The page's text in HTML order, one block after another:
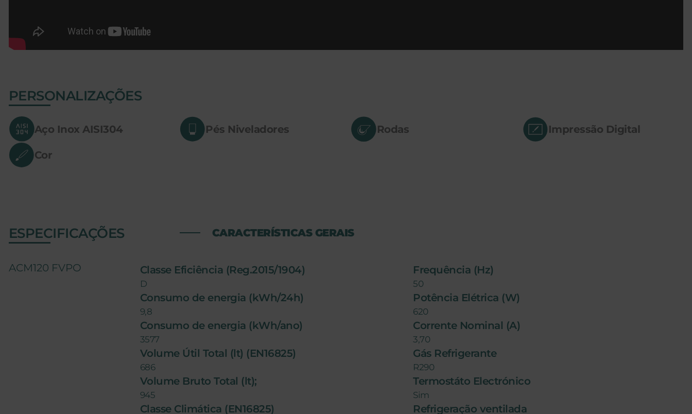
PERSONALIZAÇÕES
Aço Inox AISI304
Cor
Pés Niveladores Rodas Impressão Digital
ESPECIFICAÇÕES CARACTERÍSTICAS GERAIS
ACM120 FVPO Classe Eficiência (Reg.2015/1904)
D
Consumo de energia (kWh/24h)
9,8
Consumo de energia (kWh/ano)
3577
Volume Útil Total (lt) (EN16825)
686
Volume Bruto Total (lt);
945
Classe Climática (EN16825)
Frequência (Hz)
50
Potência Elétrica (W)
620
Corrente Nominal (A)
3,70
Gás Refrigerante
R290
Termostáto Electrónico
Sim
Refrigeração ventilada